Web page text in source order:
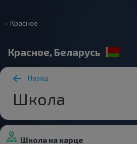
Красное
Красное, Беларусь
Назад
Школа
Школа на карце